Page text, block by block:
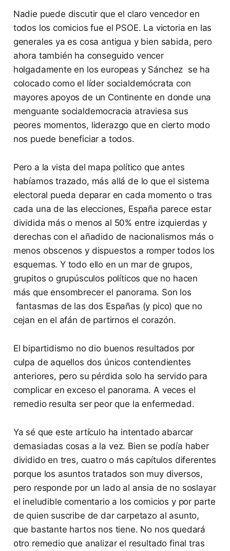
Nadie puede discutir que el claro vencedor en
todos los comicios fue el PSOE. La victoria en las
generales ya es cosa antigua y bien sabida, pero
ahora también ha conseguido vencer
holgadamente en los europeas y Sánchez se ha
colocado como el líder socialdemócrata con
mayores apoyos de un Continente en donde una
menguante socialdemocracia atraviesa sus
peores momentos, liderazgo que en cierto modo
nos puede beneficiar a todos.
Pero a la vista del mapa político que antes
habíamos trazado, más allá de lo que el sistema
electoral pueda deparar en cada momento o tras
cada una de las elecciones, España parece estar
dividida más o menos al 50% entre izquierdas y
derechas con el añadido de nacionalismos más o
menos obscenos y dispuestos a romper todos los
esquemas. Y todo ello en un mar de grupos,
grupitos o grupúsculos políticos que no hacen
más que ensombrecer el panorama. Son los
fantasmas de las dos Españas (y pico) que no
cejan en el afán de partirnos el corazón.
El bipartidismo no dio buenos resultados por
culpa de aquellos dos únicos contendientes
anteriores, pero su pérdida solo ha servido para
complicar en exceso el panorama. A veces el
remedio resulta ser peor que la enfermedad.
Ya sé que este artículo ha intentado abarcar
demasiadas cosas a la vez. Bien se podía haber
dividido en tres, cuatro o más capítulos diferentes
porque los asuntos tratados son muy diversos,
pero responde por un lado al ansia de no soslayar
el ineludible comentario a los comicios y por parte
de quien suscribe de dar carpetazo al asunto,
que bastante hartos nos tiene. No nos quedará
otro remedio que analizar el resultado final tras